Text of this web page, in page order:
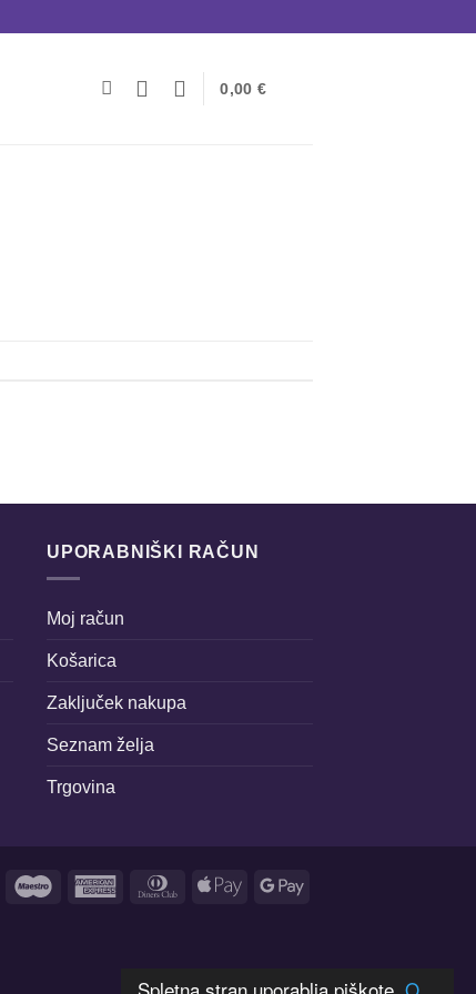
0,00 €
UPORABNIŠKI RAČUN
Moj račun
Košarica
Zaključek nakupa
Seznam želja
Trgovina
MasterCardMaestro
American
Dinners Apple
Google